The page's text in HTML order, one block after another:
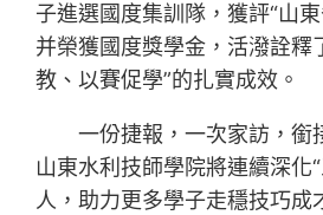
子進選國度集訓隊，獲評“山
并榮獲國度獎學金，活潑詮釋
教、以賽促學”的扎實成效。
一份捷報，一次家訪，銜
山東水利技師學院將連續深化
人，助力更多學子走穩技巧成